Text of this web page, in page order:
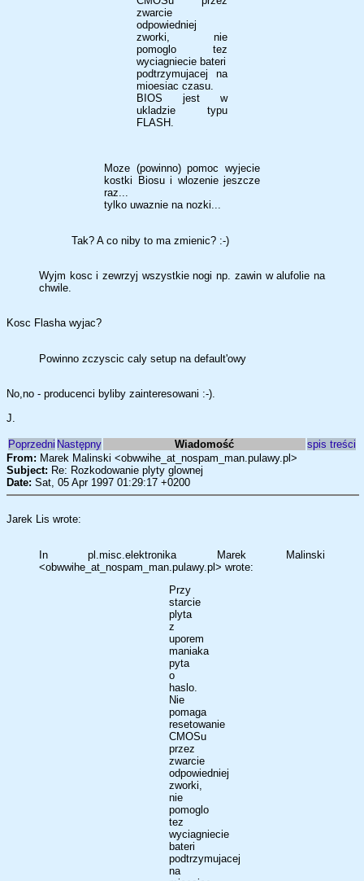
zwarcie
odpowiedniej
zworki, nie
pomoglo tez
wyciagniecie bateri
podtrzymujacej na
mioesiac czasu.
BIOS jest w
ukladzie typu
FLASH.
Moze (powinno) pomoc wyjecie
kostki Biosu i wlozenie jeszcze
raz...
tylko uwaznie na nozki...
Tak? A co niby to ma zmienic? :-)
Wyjm kosc i zewrzyj wszystkie nogi np. zawin w alufolie na
chwile.
Kosc Flasha wyjac?
Powinno zczyscic caly setup na default'owy
No,no - producenci byliby zainteresowani :-).
J.
Poprzedni Następny Wiadomość
spis treści
From: Marek Malinski <obwwihe_at_nospam_man.pulawy.pl>
Subject: Re: Rozkodowanie plyty glownej
Date: Sat, 05 Apr 1997 01:29:17 +0200
Jarek Lis wrote:
In pl.misc.elektronika Marek Malinski
<obwwihe_at_nospam_man.pulawy.pl> wrote:
Przy
starcie
plyta
z
uporem
maniaka
pyta
o
haslo.
Nie
pomaga
resetowanie
CMOSu
przez
zwarcie
odpowiedniej
zworki,
nie
pomoglo
tez
wyciagniecie
bateri
podtrzymujacej
na